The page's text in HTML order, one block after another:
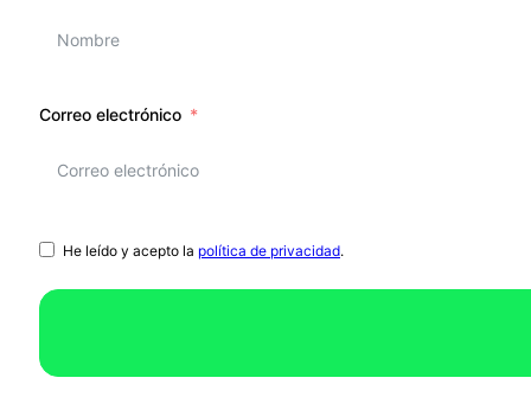
Correo electrónico
He leído y acepto la política de privacidad.